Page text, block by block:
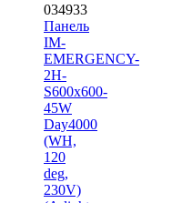
034933
Панель
IM-
EMERGENCY-
2H-
S600x600-
45W
Day4000
(WH,
120
deg,
230V)